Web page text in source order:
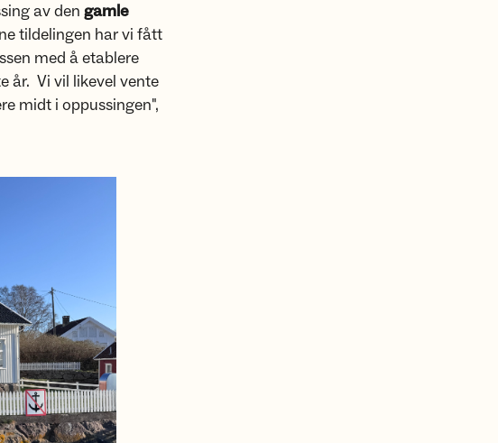
av den gamle
tildelingen har vi fått
med å etablere
år. Vi vil likevel vente
midt i oppussingen",